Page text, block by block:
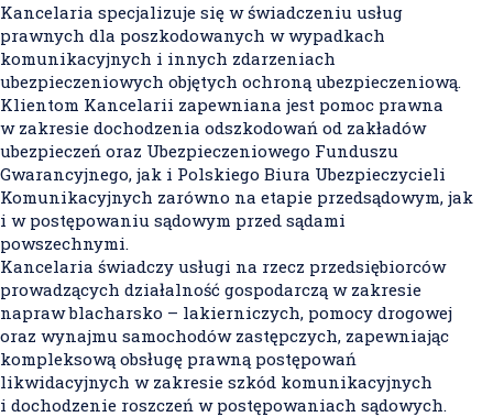
Kancelaria specjalizuje się w świadczeniu usług
prawnych dla poszkodowanych w wypadkach
komunikacyjnych i innych zdarzeniach
ubezpieczeniowych objętych ochroną ubezpieczeniową.
Klientom Kancelarii zapewniana jest pomoc prawna
w zakresie dochodzenia odszkodowań od zakładów
ubezpieczeń oraz Ubezpieczeniowego Funduszu
Gwarancyjnego, jak i Polskiego Biura Ubezpieczycieli
Komunikacyjnych zarówno na etapie przedsądowym, jak
i w postępowaniu sądowym przed sądami
powszechnymi.
Kancelaria świadczy usługi na rzecz przedsiębiorców
prowadzących działalność gospodarczą w zakresie
napraw blacharsko – lakierniczych, pomocy drogowej
oraz wynajmu samochodów zastępczych, zapewniając
kompleksową obsługę prawną postępowań
likwidacyjnych w zakresie szkód komunikacyjnych
i dochodzenie roszczeń w postępowaniach sądowych.